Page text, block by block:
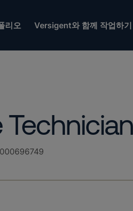
리오 Versigent와 함께 작업하기